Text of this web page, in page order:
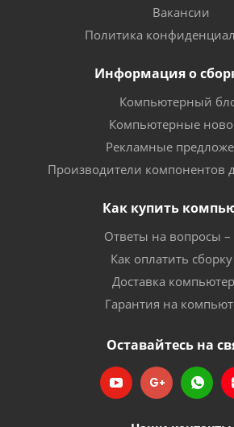
Вакансии
Политика
Информация о
Компьютерный
Компьютерные
Рекламные
Производители компонентов
Как купить
Ответы на вопросы –
Как оплатить
Доставка
Гарантия на
Оставайтесь на